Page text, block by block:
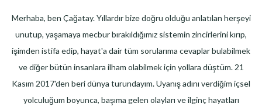
Merhaba, ben Çağatay. Yıllardır bize doğru olduğu anlatılan herşeyi
unutup, yaşamaya mecbur bırakıldığımız sistemin zincirlerini kırıp,
işimden istifa edip, hayat'a dair tüm sorularıma cevaplar bulabilmek
ve diğer bütün insanlara ilham olabilmek için yollara düştüm. 21
Kasım 2017'den beri dünya turundayım. Uyanış adını verdiğim içsel
yolculuğum boyunca, başıma gelen olayları ve ilginç hayatları